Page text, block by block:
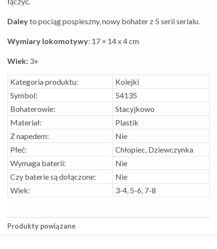
Daleyto pociąg pospieszny, nowy bohater z 5 serii serialu.
Wymiary lokomotywy: 17 × 14 x 4 cm
Wiek: 3+
Kategoria produktu:
Kolejki
Symbol:
54135
Bohaterowie:
Stacyjkowo
Materiał:
Plastik
Z napedem:
Nie
Płeć:
Chłopiec, Dziewczynka
Wymaga baterii:
Nie
Czy baterie są dołączone:
Nie
Wiek:
3-4, 5-6, 7-8
Produkty powiązane